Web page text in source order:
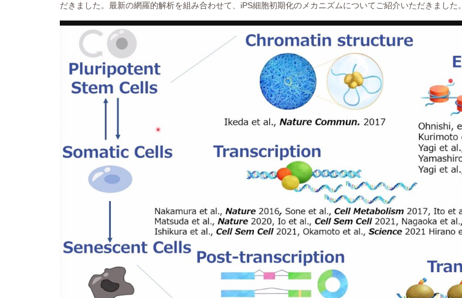
だきました。最新の網羅的解析を組み合わせて、iPS細胞初期化のメカニズムについてご紹介いただきました。